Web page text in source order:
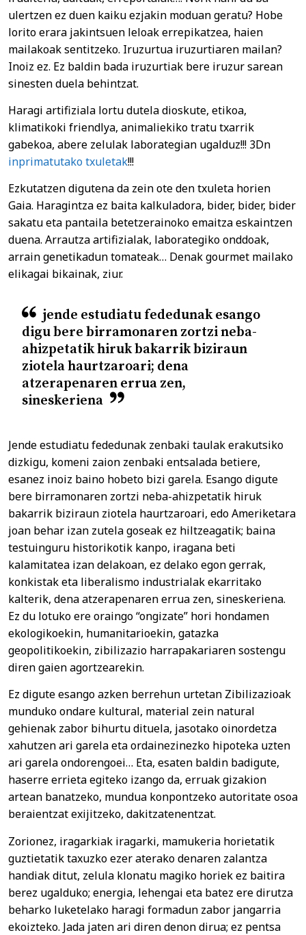
ulertzen ez duen kaiku ezjakin moduan geratu? Hobe
lorito erara jakintsuen leloak errepikatzea, haien
mailakoak sentitzeko. Iruzurtua iruzurtiaren mailan?
Inoiz ez. Ez baldin bada iruzurtiak bere iruzur sarean
sinesten duela behintzat.
Haragi artifiziala lortu dutela dioskute, etikoa,
klimatikoki friendlya, animaliekiko tratu txarrik
gabekoa, abere zelulak laborategian ugalduz!!! 3Dn
inprimatutako txuletak!!!
Ezkutatzen digutena da zein ote den txuleta horien
Gaia. Haragintza ez baita kalkuladora, bider, bider, bider
sakatu eta pantaila betetzerainoko emaitza eskaintzen
duena. Arrautza artifizialak, laborategiko onddoak,
arrain genetikadun tomateak… Denak gourmet mailako
elikagai bikainak, ziur.
jende estudiatu fededunak esango
digu bere birramonaren zortzi neba-
ahizpetatik hiruk bakarrik biziraun
ziotela haurtzaroari; dena
atzerapenaren errua zen,
sineskeriena
Jende estudiatu fededunak zenbaki taulak erakutsiko
dizkigu, komeni zaion zenbaki entsalada betiere,
esanez inoiz baino hobeto bizi garela. Esango digute
bere birramonaren zortzi neba-ahizpetatik hiruk
bakarrik biziraun ziotela haurtzaroari, edo Ameriketara
joan behar izan zutela goseak ez hiltzeagatik; baina
testuinguru historikotik kanpo, iragana beti
kalamitatea izan delakoan, ez delako egon gerrak,
konkistak eta liberalismo industrialak ekarritako
kalterik, dena atzerapenaren errua zen, sineskeriena.
Ez du lotuko ere oraingo “ongizate” hori hondamen
ekologikoekin, humanitarioekin, gatazka
geopolitikoekin, zibilizazio harrapakariaren sostengu
diren gaien agortzearekin.
Ez digute esango azken berrehun urtetan Zibilizazioak
munduko ondare kultural, material zein natural
gehienak zabor bihurtu dituela, jasotako oinordetza
xahutzen ari garela eta ordainezinezko hipoteka uzten
ari garela ondorengoei… Eta, esaten baldin badigute,
haserre errieta egiteko izango da, erruak gizakion
artean banatzeko, mundua konpontzeko autoritate osoa
beraientzat exijitzeko, dakitzatenentzat.
Zorionez, iragarkiak iragarki, mamukeria horietatik
guztietatik taxuzko ezer aterako denaren zalantza
handiak ditut, zelula klonatu magiko horiek ez baitira
berez ugalduko; energia, lehengai eta batez ere dirutza
beharko luketelako haragi formadun zabor jangarria
ekoizteko. Jada jaten ari diren denon dirua; ez pentsa